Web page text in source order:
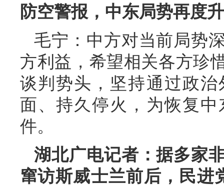
防空警报，中东局势再度
毛宁：中方对当前局势
方利益，希望相关各方珍
谈判势头，坚持通过政
面、持久停火，为恢复
件。
湖北广电记者：据多家
窜访斯威士兰前后，民进